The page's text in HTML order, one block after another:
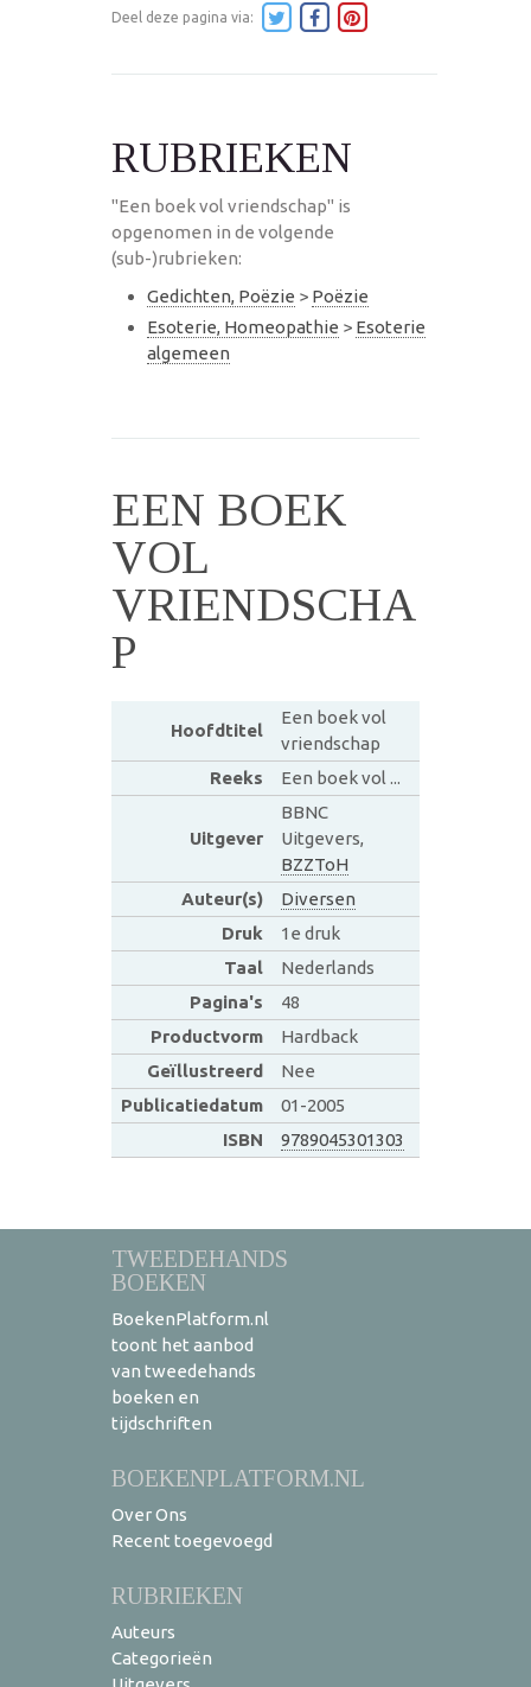
Deel deze pagina via:
RUBRIEKEN
"Een boek vol vriendschap" is
opgenomen in de volgende
(sub-)rubrieken:
Gedichten, Poëzie > Poëzie
Esoterie, Homeopathie > Esoterie
algemeen
EEN BOEK
VOL
VRIENDSCHA
P
Hoofdtitel
Een boek vol
vriendschap
Reeks
Een boek vol ...
Uitgever
BBNC
Uitgevers,
BZZToH
Auteur(s)
Diversen
Druk
1e druk
Taal
Nederlands
Pagina's
48
Productvorm
Hardback
Geïllustreerd
Nee
Publicatiedatum
01-2005
ISBN
9789045301303
TWEEDEHANDS
BOEKEN
BoekenPlatform.nl
toont het aanbod
van tweedehands
boeken en
tijdschriften
BOEKENPLATFORM.NL
Over Ons
Recent toegevoegd
RUBRIEKEN
Auteurs
Categorieën